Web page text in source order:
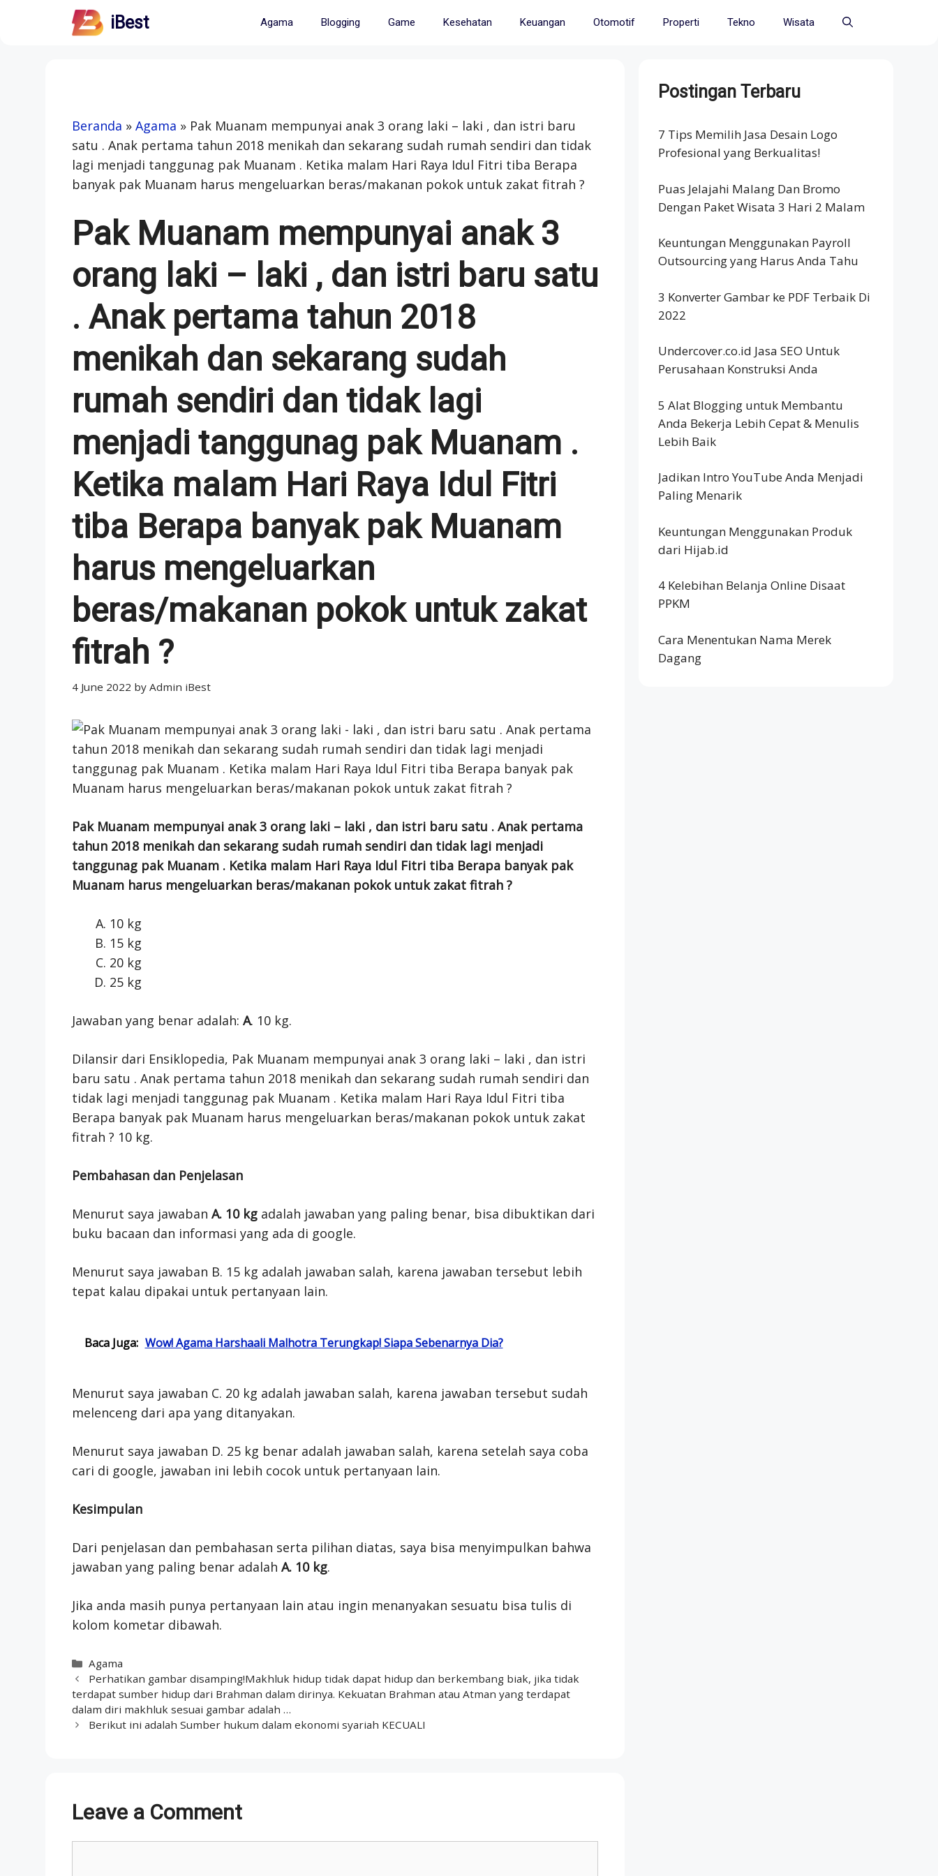
iBest Agama Blogging Game Kesehatan Keuangan Otomotif Properti Tekno Wisata
Beranda » Agama » Pak Muanam mempunyai anak 3 orang laki – laki , dan istri baru
satu . Anak pertama tahun 2018 menikah dan sekarang sudah rumah sendiri dan tidak
lagi menjadi tanggunag pak Muanam . Ketika malam Hari Raya Idul Fitri tiba Berapa
banyak pak Muanam harus mengeluarkan beras/makanan pokok untuk zakat fitrah ?
Pak Muanam mempunyai anak 3
orang laki – laki , dan istri baru satu
. Anak pertama tahun 2018
menikah dan sekarang sudah
rumah sendiri dan tidak lagi
menjadi tanggunag pak Muanam .
Ketika malam Hari Raya Idul Fitri
tiba Berapa banyak pak Muanam
harus mengeluarkan
beras/makanan pokok untuk zakat
fitrah ?
4 June 2022 by Admin iBest
Pak Muanam mempunyai anak 3 orang laki – laki , dan istri baru satu . Anak pertama
tahun 2018 menikah dan sekarang sudah rumah sendiri dan tidak lagi menjadi
tanggunag pak Muanam . Ketika malam Hari Raya Idul Fitri tiba Berapa banyak pak
Muanam harus mengeluarkan beras/makanan pokok untuk zakat fitrah ?
10 kg
15 kg
20 kg
25 kg
Jawaban yang benar adalah: A. 10 kg.
Dilansir dari Ensiklopedia, Pak Muanam mempunyai anak 3 orang laki – laki , dan istri
baru satu . Anak pertama tahun 2018 menikah dan sekarang sudah rumah sendiri dan
tidak lagi menjadi tanggunag pak Muanam . Ketika malam Hari Raya Idul Fitri tiba
Berapa banyak pak Muanam harus mengeluarkan beras/makanan pokok untuk zakat
fitrah ? 10 kg.
Pembahasan dan Penjelasan
Menurut saya jawaban A. 10 kgadalah jawaban yang paling benar, bisa dibuktikan dari
buku bacaan dan informasi yang ada di google.
Menurut saya jawaban B. 15 kg adalah jawaban salah, karena jawaban tersebut lebih
tepat kalau dipakai untuk pertanyaan lain.
Baca Juga: Wow! Agama Harshaali Malhotra Terungkap! Siapa Sebenarnya Dia?
Menurut saya jawaban C. 20 kg adalah jawaban salah, karena jawaban tersebut sudah
melenceng dari apa yang ditanyakan.
Menurut saya jawaban D. 25 kg benar adalah jawaban salah, karena setelah saya coba
cari di google, jawaban ini lebih cocok untuk pertanyaan lain.
Kesimpulan
Dari penjelasan dan pembahasan serta pilihan diatas, saya bisa menyimpulkan bahwa
jawaban yang paling benar adalah A. 10 kg.
Jika anda masih punya pertanyaan lain atau ingin menanyakan sesuatu bisa tulis di
kolom kometar dibawah.
Categories
Agama
Perhatikan gambar disamping!Makhluk hidup tidak dapat hidup dan berkembang biak, jika tidak
terdapat sumber hidup dari Brahman dalam dirinya. Kekuatan Brahman atau Atman yang terdapat
dalam diri makhluk sesuai gambar adalah …
Berikut ini adalah Sumber hukum dalam ekonomi syariah KECUALI
Leave a Comment
Postingan Terbaru
7 Tips Memilih Jasa Desain Logo
Profesional yang Berkualitas!
Puas Jelajahi Malang Dan Bromo
Dengan Paket Wisata 3 Hari 2 Malam
Keuntungan Menggunakan Payroll
Outsourcing yang Harus Anda Tahu
3 Konverter Gambar ke PDF Terbaik Di
2022
Undercover.co.id Jasa SEO Untuk
Perusahaan Konstruksi Anda
5 Alat Blogging untuk Membantu
Anda Bekerja Lebih Cepat & Menulis
Lebih Baik
Jadikan Intro YouTube Anda Menjadi
Paling Menarik
Keuntungan Menggunakan Produk
dari Hijab.id
4 Kelebihan Belanja Online Disaat
PPKM
Cara Menentukan Nama Merek
Dagang